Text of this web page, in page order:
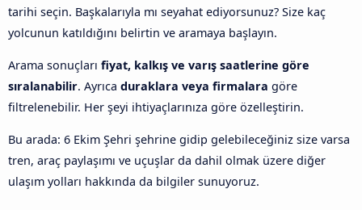
tarihi seçin. Başkalarıyla mı seyahat ediyorsunuz? Size kaç
yolcunun katıldığını belirtin ve aramaya başlayın.
Arama sonuçları fiyat, kalkış ve varış saatlerine göre
sıralanabilir. Ayrıca duraklara veya firmalara göre
filtrelenebilir. Her şeyi ihtiyaçlarınıza göre özelleştirin.
Bu arada: 6 Ekim Şehri şehrine gidip gelebileceğiniz size varsa
tren, araç paylaşımı ve uçuşlar da dahil olmak üzere diğer
ulaşım yolları hakkında da bilgiler sunuyoruz.